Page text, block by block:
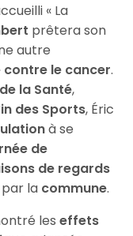
« La
prêtera son
autre
contre le cancer.
la Santé,
des Sports, Éric
à se
de
de regards
la commune.
leseffets